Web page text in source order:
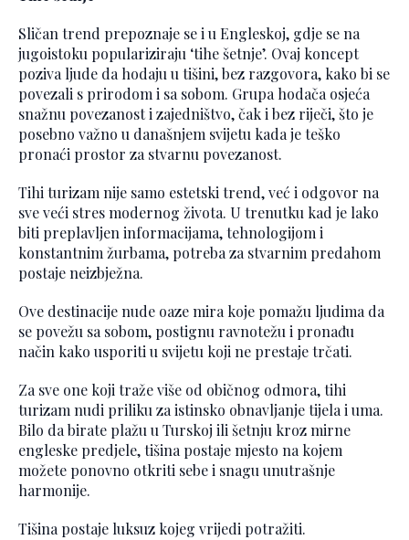
Sličan trend prepoznaje se i u Engleskoj, gdje se na
jugoistoku populariziraju ‘tihe šetnje’. Ovaj koncept
poziva ljude da hodaju u tišini, bez razgovora, kako bi se
povezali s prirodom i sa sobom. Grupa hodača osjeća
snažnu povezanost i zajedništvo, čak i bez riječi, što je
posebno važno u današnjem svijetu kada je teško
pronaći prostor za stvarnu povezanost.
Tihi turizam nije samo estetski trend, već i odgovor na
sve veći stres modernog života. U trenutku kad je lako
biti preplavljen informacijama, tehnologijom i
konstantnim žurbama, potreba za stvarnim predahom
postaje neizbježna.
Ove destinacije nude oaze mira koje pomažu ljudima da
se povežu sa sobom, postignu ravnotežu i pronađu
način kako usporiti u svijetu koji ne prestaje trčati.
Za sve one koji traže više od običnog odmora, tihi
turizam nudi priliku za istinsko obnavljanje tijela i uma.
Bilo da birate plažu u Turskoj ili šetnju kroz mirne
engleske predjele, tišina postaje mjesto na kojem
možete ponovno otkriti sebe i snagu unutrašnje
harmonije.
Tišina postaje luksuz kojeg vrijedi potražiti.